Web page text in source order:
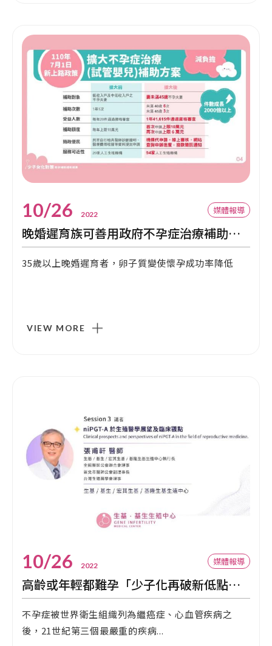
10/26 2022 媒體報導
晚婚遲育族可善用政府不孕症治療補助 媽咪、寶寶都健康
35歲以上晚婚遲育者，卵子質變使懷孕成功率降低
VIEW MORE
10/26 2022 媒體報導
高齡或年輕都難孕「少子化再破新低點」 掌握重點！試管懷孕率破7成
不孕症被世界衛生組織列為繼癌症、心血管疾病之
後，21世紀第三個最嚴重的疾病...